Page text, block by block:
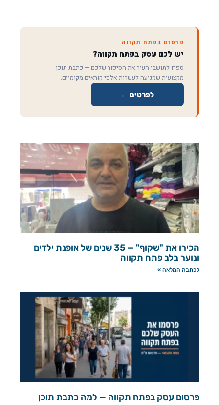
פרסום בפתח תקווה
יש לכם עסק בפתח תקווה?
ספרו לתושבי העיר את הסיפור שלכם — כתבת תוכן
מקצועית שמגיעה לעשרות אלפי קוראים מקומיים.
לפרטים ←
הכירו את "שקוף" — 35 שנים של אופנת ילדים
ונוער בלב פתח תקווה
לכתבה המלאה »
פרסום עסק בפתח תקווה — למה כתבת תוכן